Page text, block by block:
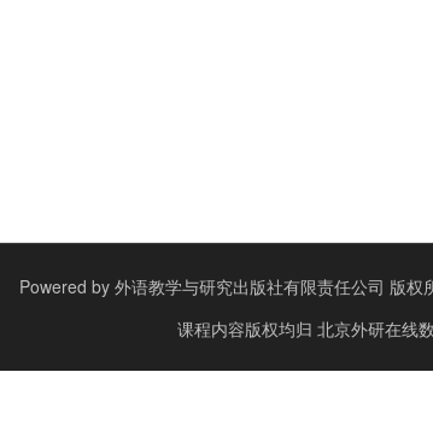
Powered by 外语教学与研究出版社有限责任公司 版
课程内容版权均归 北京外研在线